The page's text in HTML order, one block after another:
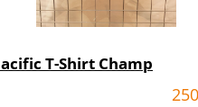
T-Shirt Champ